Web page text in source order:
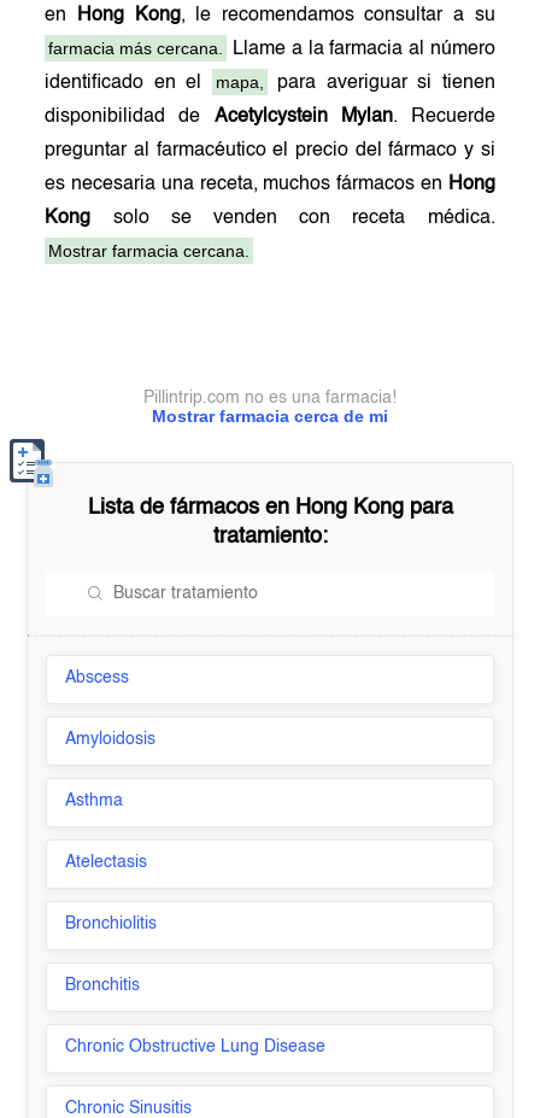
en Hong Kong, le recomendamos consultar a su
farmacia más cercana.
Llame a la farmacia al número
identificado en el
mapa,
para averiguar si tienen
disponibilidad de Acetylcystein Mylan. Recuerde
preguntar al farmacéutico el precio del fármaco y si
es necesaria una receta, muchos fármacos en Hong
Kong solo se venden con receta médica.
Mostrar farmacia cercana.
Mostrar farmacia cerca de mi
Pillintrip.com no es una farmacia!
Lista de fármacos en Hong Kongpara
tratamiento:
Abscess
Amyloidosis
Asthma
Atelectasis
Bronchiolitis
Bronchitis
Chronic Obstructive Lung Disease
Chronic Sinusitis